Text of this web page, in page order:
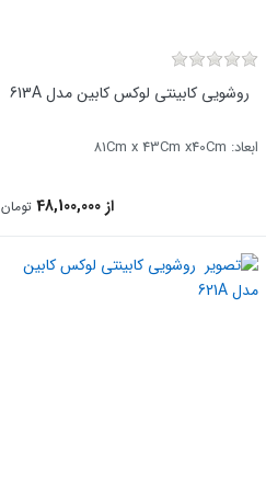
روشویی کابینتی لوکس کابین مدل 613A
ابعاد: 81Cm x 43Cm x40Cm
از 48,100,000 تومان